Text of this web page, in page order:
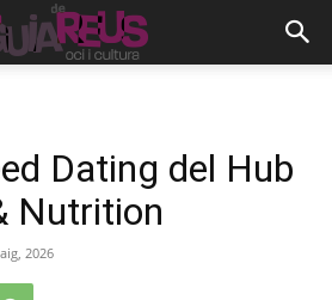
Dating del Hub
Nutrition
2026